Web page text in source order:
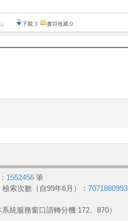
下載:3 書目收藏:0
1552456 筆
檢索次數（自99年6月）： 7071880993
統服務窗口請轉分機 172、870）